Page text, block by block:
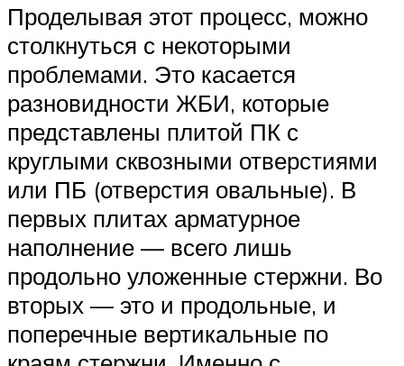
Проделывая этот процесс, можно
столкнуться с некоторыми
проблемами. Это касается
разновидности ЖБИ, которые
представлены плитой ПК с
круглыми сквозными отверстиями
или ПБ (отверстия овальные). В
первых плитах арматурное
наполнение — всего лишь
продольно уложенные стержни. Во
вторых — это и продольные, и
поперечные вертикальные по